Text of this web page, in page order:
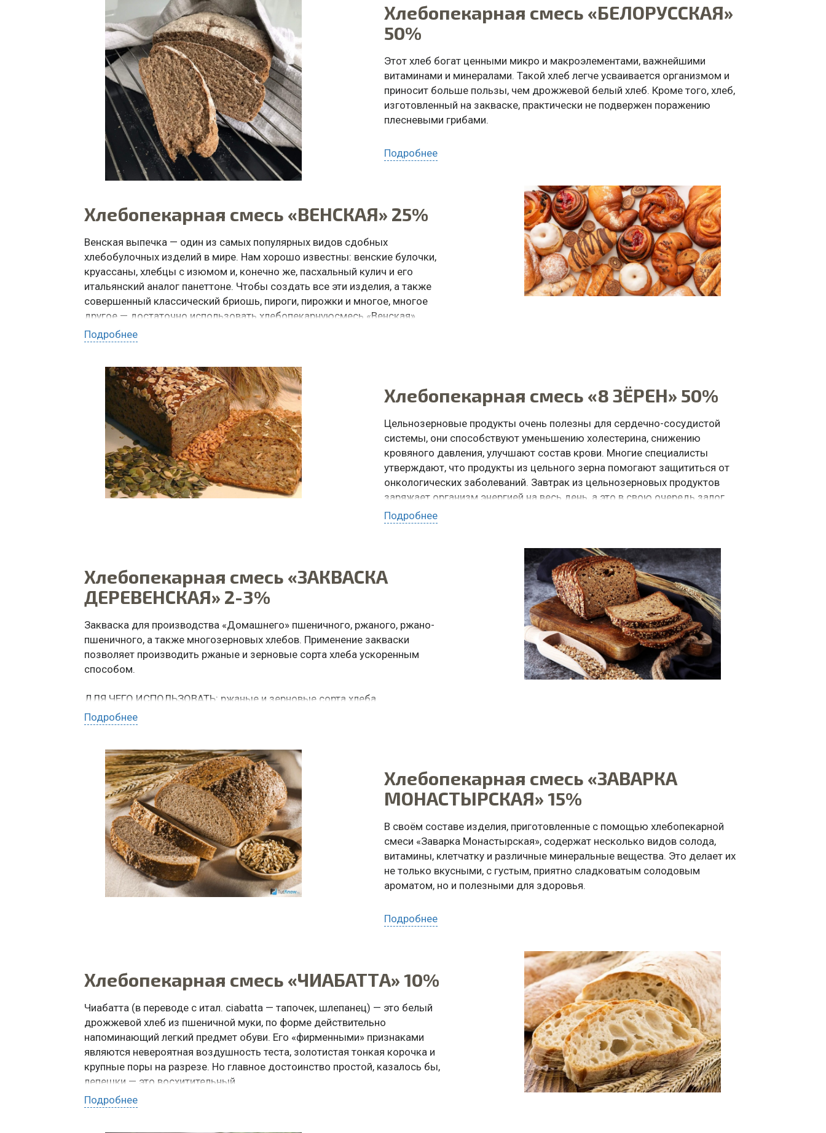
ЗАКАЗАТЬ ПО WHATSAPP
Хлебопекарная смесь «БЕЛОРУССКАЯ»
50%
Этот хлеб богат ценными микро и макроэлементами, важнейшими
витаминами и минералами. Такой хлеб легче усваивается организмом и
приносит больше пользы, чем дрожжевой белый хлеб. Кроме того, хлеб,
изготовленный на закваске, практически не подвержен поражению
плесневыми грибами.
ДЛЯ ЧЕГО ИСПОЛЬЗОВАТЬ: ржаной хлеб
Подробнее
Хлебопекарная смесь «ВЕНСКАЯ» 25%
Венская выпечка — один из самых популярных видов сдобных
хлебобулочных изделий в мире. Нам хорошо известны: венские булочки,
круассаны, хлебцы с изюмом и, конечно же, пасхальный кулич и его
итальянский аналог панеттоне. Чтобы создать все эти изделия, а также
совершенный классический бриошь, пироги, пирожки и многое, многое
другое — достаточно использовать хлебопекарнуюсмесь «Венская».
ДЛЯ ЧЕГО ИСПОЛЬЗОВАТЬ: сдобная выпечка
ЗАКАЗАТЬ ПО WHATSAPP
Подробнее
Хлебопекарная смесь «8 ЗЁРЕН» 50%
Цельнозерновые продукты очень полезны для сердечно-сосудистой
системы, они способствуют уменьшению холестерина, снижению
кровяного давления, улучшают состав крови. Многие специалисты
утверждают, что продукты из цельного зерна помогают защититься от
онкологических заболеваний. Завтрак из цельнозерновых продуктов
заряжает организм энергией на весь день, а это в свою очередь залог
хорошего настроения и самочувствия.
Подробнее
Хлебопекарная смесь «ЗАКВАСКА
ДЕРЕВЕНСКАЯ» 2-3%
Закваска для производства «Домашнего» пшеничного, ржаного, ржано-
пшеничного, а также многозерновых хлебов. Применение закваски
позволяет производить ржаные и зерновые сорта хлеба ускоренным
способом.
ДЛЯ ЧЕГО ИСПОЛЬЗОВАТЬ: ржаные и зерновые сорта хлеба
ЗАКАЗАТЬ ПО WHATSAPP
Подробнее
Хлебопекарная смесь «ЗАВАРКА
МОНАСТЫРСКАЯ» 15%
В своём составе изделия, приготовленные с помощью хлебопекарной
смеси «Заварка Монастырская», содержат несколько видов солода,
витамины, клетчатку и различные минеральные вещества. Это делает их
не только вкусными, с густым, приятно сладковатым солодовым
ароматом, но и полезными для здоровья.
ДЛЯ ЧЕГО ИСПОЛЬЗОВАТЬ: ржаной хлеб
Подробнее
Хлебопекарная смесь «ЧИАБАТТА» 10%
Чиабатта (в переводе с итал. ciabatta — тапочек, шлепанец) — это белый
дрожжевой хлеб из пшеничной муки, по форме действительно
напоминающий легкий предмет обуви. Его «фирменными» признаками
являются невероятная воздушность теста, золотистая тонкая корочка и
крупные поры на разрезе. Но главное достоинство простой, казалось бы,
лепешки — это восхитительный
и неповторимый вкус.
Подробнее